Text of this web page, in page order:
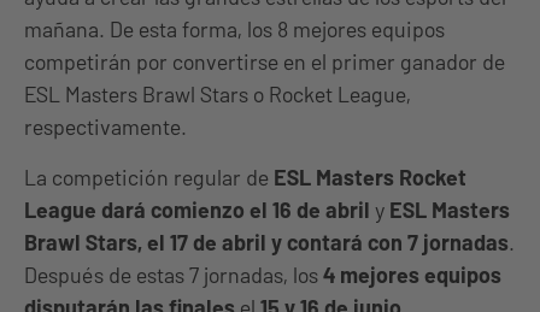
mañana. De esta forma, los 8 mejores equipos
competirán por convertirse en el primer ganador de
ESL Masters Brawl Stars o Rocket League,
respectivamente.
La competición regular de ESL Masters Rocket
League dará comienzo el 16 de abril y ESL Masters
Brawl Stars, el 17 de abril y contará con 7 jornadas.
Después de estas 7 jornadas, los4 mejores equipos
disputarán las finales el 15 y 16 de junio.